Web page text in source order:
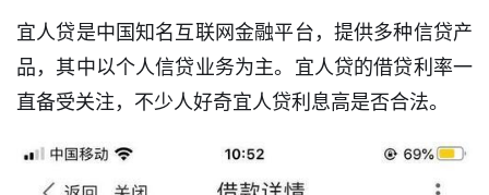
宜人贷是中国知名互联网金融平台，提供多种信贷产
品，其中以个人信贷业务为主。宜人贷的借贷利率一
直备受关注，不少人好奇宜人贷利息高是否合法。